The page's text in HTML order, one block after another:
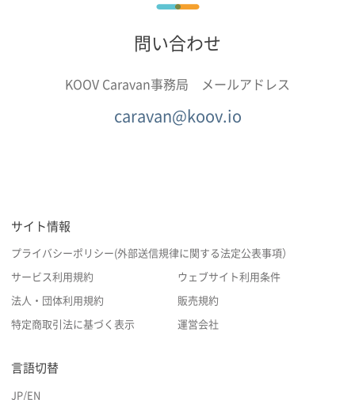
問い合わせ
KOOV Caravan事務局 メールアドレス
caravan@koov.io
サイト情報
プライバシーポリシー(外部送信規律に関する法定公表事項）
サービス利用規約 ウェブサイト利用条件
法人・団体利用規約 販売規約
特定商取引法に基づく表示 運営会社
言語切替
JP/EN